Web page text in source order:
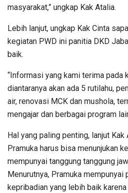
masyarakat,” ungkap Kak Atalia.
Lebih lanjut, ungkap Kak Cinta
kegiatan PWD ini panitia DKD
baik.
“Informasi yang kami terima pada
diantaranya akan ada 5 rutilahu,
air, renovasi MCK dan mushola,
mengajar dan berbagai program
Hal yang paling penting, lanjut Kak
Pramuka harus bisa menunjukan
mempunyai tanggung tanggung
Menurutnya, Pramuka mempunyai
kepribadian yang lebih baik